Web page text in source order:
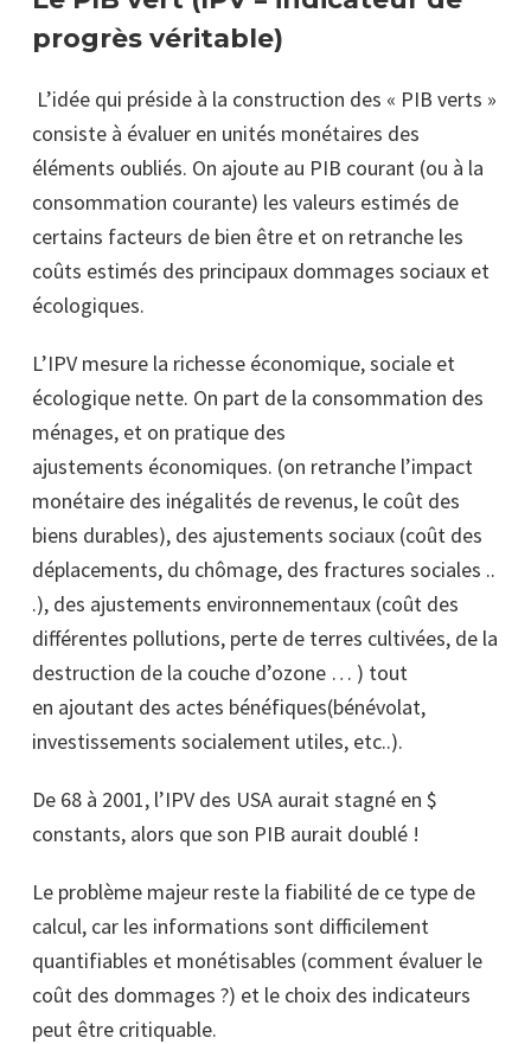
progrès véritable)
L’idée qui préside à la construction des « PIB verts »
consiste à évaluer en unités monétaires des
éléments oubliés. On ajoute au PIB courant (ou à la
consommation courante) les valeurs estimés de
certains facteurs de bien être et on retranche les
coûts estimés des principaux dommages sociaux et
écologiques.
L’IPV mesure la richesse économique, sociale et
écologique nette. On part de la consommation des
ménages, et on pratique des
ajustements économiques. (on retranche l’impact
monétaire des inégalités de revenus, le coût des
biens durables), des ajustements sociaux (coût des
déplacements, du chômage, des fractures sociales ..
.), des ajustements environnementaux (coût des
différentes pollutions, perte de terres cultivées, de la
destruction de la couche d’ozone … ) tout
en ajoutant des actes bénéfiques(bénévolat,
investissements socialement utiles, etc..).
De 68 à 2001, l’IPV des USA aurait stagné en $
constants, alors que son PIB aurait doublé !
Le problème majeur reste la fiabilité de ce type de
calcul, car les informations sont difficilement
quantifiables et monétisables (comment évaluer le
coût des dommages ?) et le choix des indicateurs
peut être critiquable.